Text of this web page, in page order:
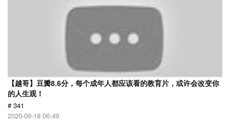
【越哥】豆瓣8.6分，每个成年人都应该看的教育片，或许会改变你
的人生观！
# 341
2020-09-18 06:49